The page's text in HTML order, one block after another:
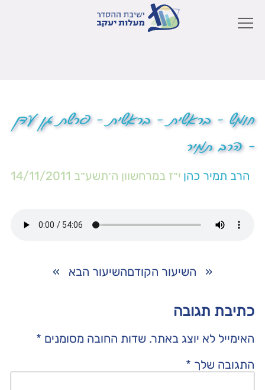
חומש – בראשית – בראשית – פרשת גן עדן
– הרב תמיר
הרב תמיר כהן י״ז במרחשוון ה׳תשע״ב 14/11/2011
« השיעור הקודםהשיעור הבא »
כתיבת תגובה
האימייל לא יוצג באתר. שדות החובה מסומנים *
התגובה שלך *